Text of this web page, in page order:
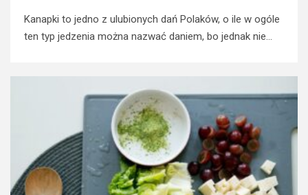
Kanapki to jedno z ulubionych dań Polaków, o ile w ogóle
ten typ jedzenia można nazwać daniem, bo jednak nie...